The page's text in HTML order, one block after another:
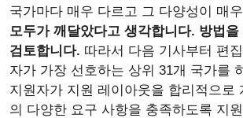
국가마다 매우 다르고 그 다양성이 매우
모두가 깨달았다고 생각합니다. 방법
검토합니다. 따라서 다음 기사부터 편
자가 가장 선호하는 상위 31개 국가를
지원자가 지원 레이아웃을 합리적으로
의 다양한 요구 사항을 충족하도록 지